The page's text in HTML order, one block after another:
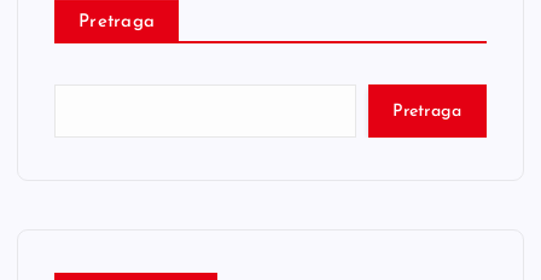
Pretraga
Pretraga